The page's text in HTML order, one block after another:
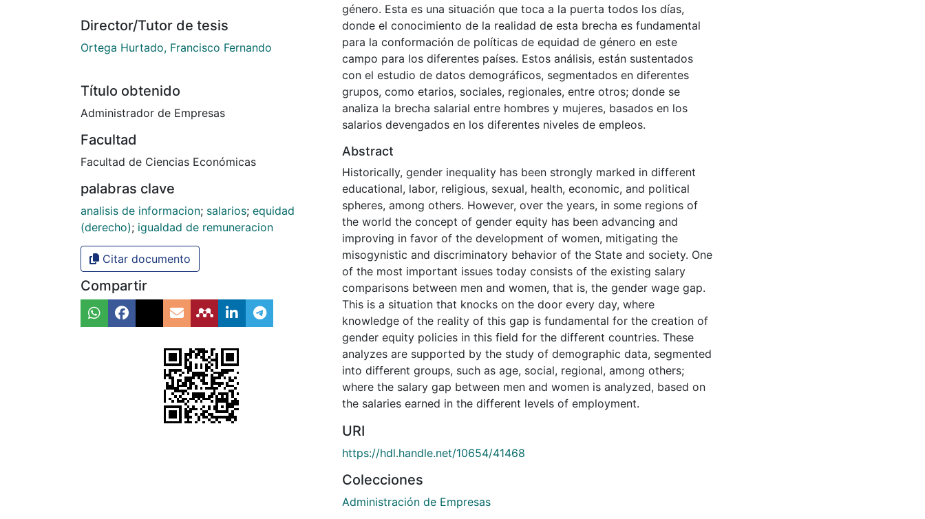
Director/Tutor de tesis
Ortega Hurtado, Francisco Fernando
Título obtenido
Administrador de Empresas
Facultad
Facultad de Ciencias Económicas
palabras clave
analisis de informacion; salarios; equidad
(derecho); igualdad de remuneracion
Citar documento
Compartir
género. Esta es una situación que toca a la puerta todos los días,
donde el conocimiento de la realidad de esta brecha es fundamental
para la conformación de políticas de equidad de género en este
campo para los diferentes países. Estos análisis, están sustentados
con el estudio de datos demográficos, segmentados en diferentes
grupos, como etarios, sociales, regionales, entre otros; donde se
analiza la brecha salarial entre hombres y mujeres, basados en los
salarios devengados en los diferentes niveles de empleos.
Abstract
Historically, gender inequality has been strongly marked in different
educational, labor, religious, sexual, health, economic, and political
spheres, among others. However, over the years, in some regions of
the world the concept of gender equity has been advancing and
improving in favor of the development of women, mitigating the
misogynistic and discriminatory behavior of the State and society. One
of the most important issues today consists of the existing salary
comparisons between men and women, that is, the gender wage gap.
This is a situation that knocks on the door every day, where
knowledge of the reality of this gap is fundamental for the creation of
gender equity policies in this field for the different countries. These
analyzes are supported by the study of demographic data, segmented
into different groups, such as age, social, regional, among others;
where the salary gap between men and women is analyzed, based on
the salaries earned in the different levels of employment.
URI
https://hdl.handle.net/10654/41468
Colecciones
Administración de Empresas